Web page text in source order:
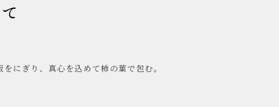
にぎり、真心を込めて柿の葉で包む。